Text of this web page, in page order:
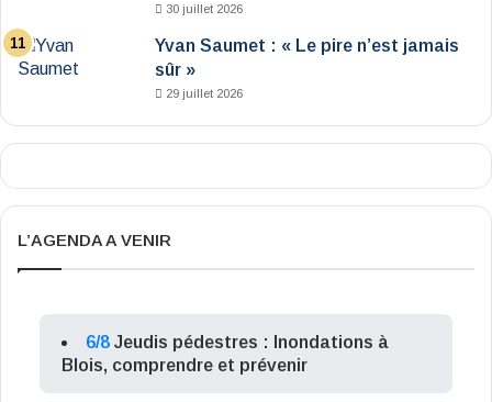
30 juillet 2026
Yvan Saumet : « Le pire n’est jamais
sûr »
29 juillet 2026
L’AGENDA A VENIR
6/8 Jeudis pédestres : Inondations à
Blois, comprendre et prévenir